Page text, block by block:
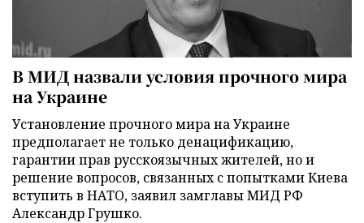
В МИД назвали условия прочного мира
на Украине
Установление прочного мира на Украине
предполагает не только денацификацию,
гарантии прав русскоязычных жителей, но и
решение вопросов, связанных с попытками Киева
вступить в НАТО, заявил замглавы МИД РФ
Александр Грушко.